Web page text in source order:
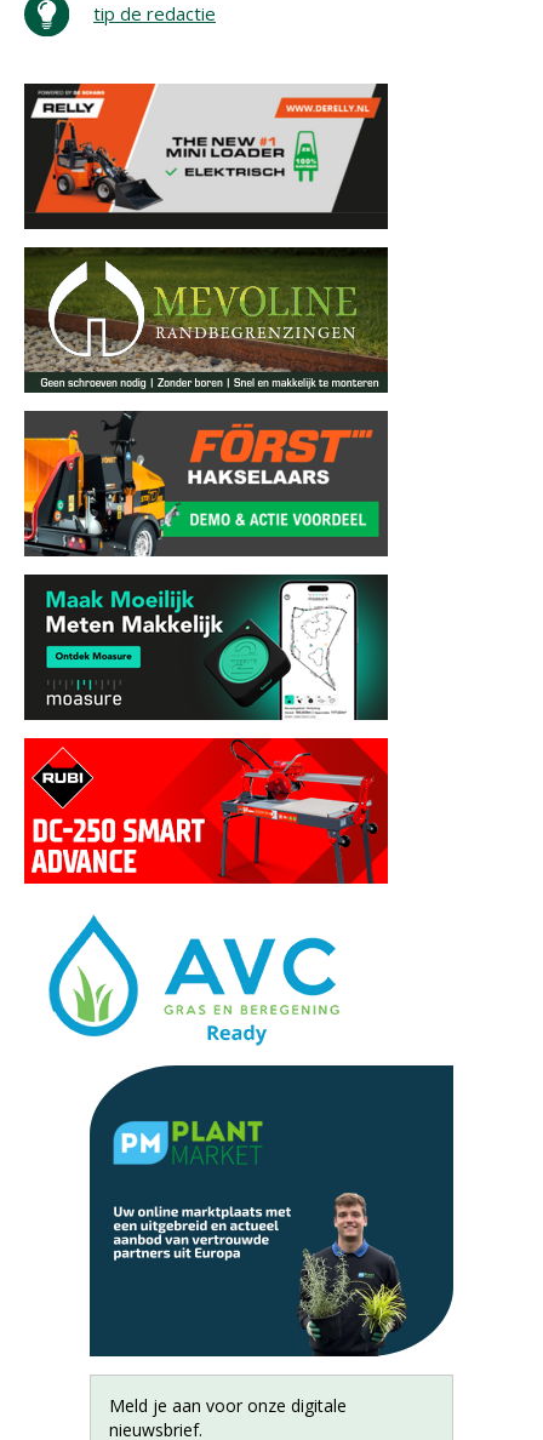
tip de redactie
Meld je aan voor onze digitale
nieuwsbrief.